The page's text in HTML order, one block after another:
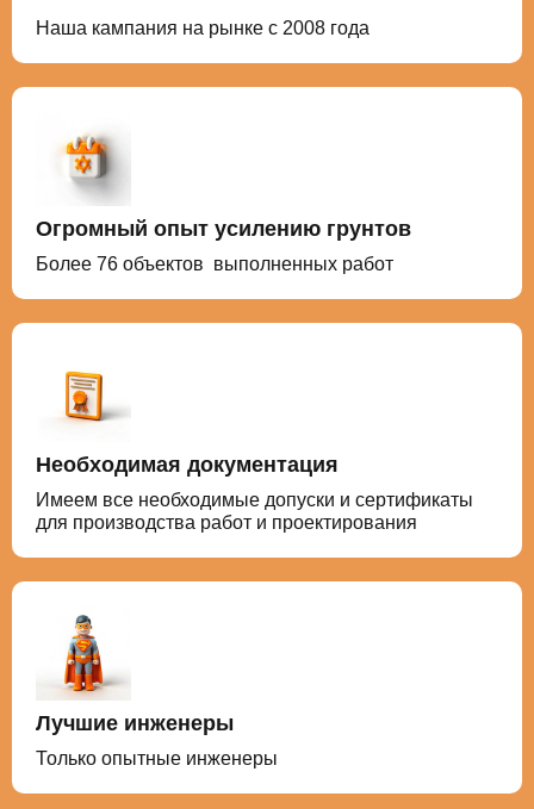
Наша кампания на рынке с 2008 года
Огромный опыт усилению грунтов
Более 76 объектов выполненных работ
Необходимая документация
Имеем все необходимые допуски и сертификаты
для производства работ и проектирования
Лучшие инженеры
Только опытные инженеры